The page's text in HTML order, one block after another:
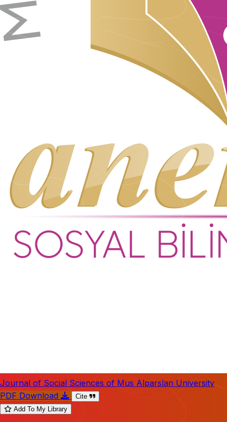
Journal of Social Sciences of Mus Alparslan University
PDF Download
Cite
Add To My Library